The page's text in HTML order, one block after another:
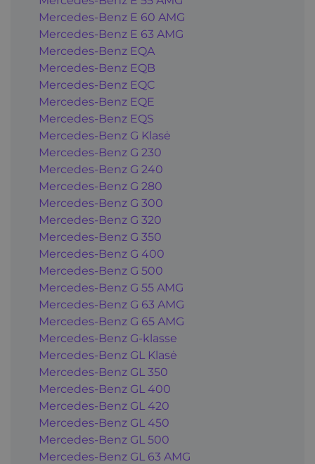
Mercedes-Benz E 60 AMG
Mercedes-Benz E 63 AMG
Mercedes-Benz EQA
Mercedes-Benz EQB
Mercedes-Benz EQC
Mercedes-Benz EQE
Mercedes-Benz EQS
Mercedes-Benz G Klasė
Mercedes-Benz G 230
Mercedes-Benz G 240
Mercedes-Benz G 280
Mercedes-Benz G 300
Mercedes-Benz G 320
Mercedes-Benz G 350
Mercedes-Benz G 400
Mercedes-Benz G 500
Mercedes-Benz G 55 AMG
Mercedes-Benz G 63 AMG
Mercedes-Benz G 65 AMG
Mercedes-Benz G-klasse
Mercedes-Benz GL Klasė
Mercedes-Benz GL 350
Mercedes-Benz GL 400
Mercedes-Benz GL 420
Mercedes-Benz GL 450
Mercedes-Benz GL 500
Mercedes-Benz GL 63 AMG